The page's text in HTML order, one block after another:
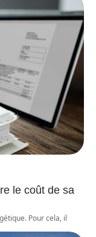
le coût de sa
Pour cela, il